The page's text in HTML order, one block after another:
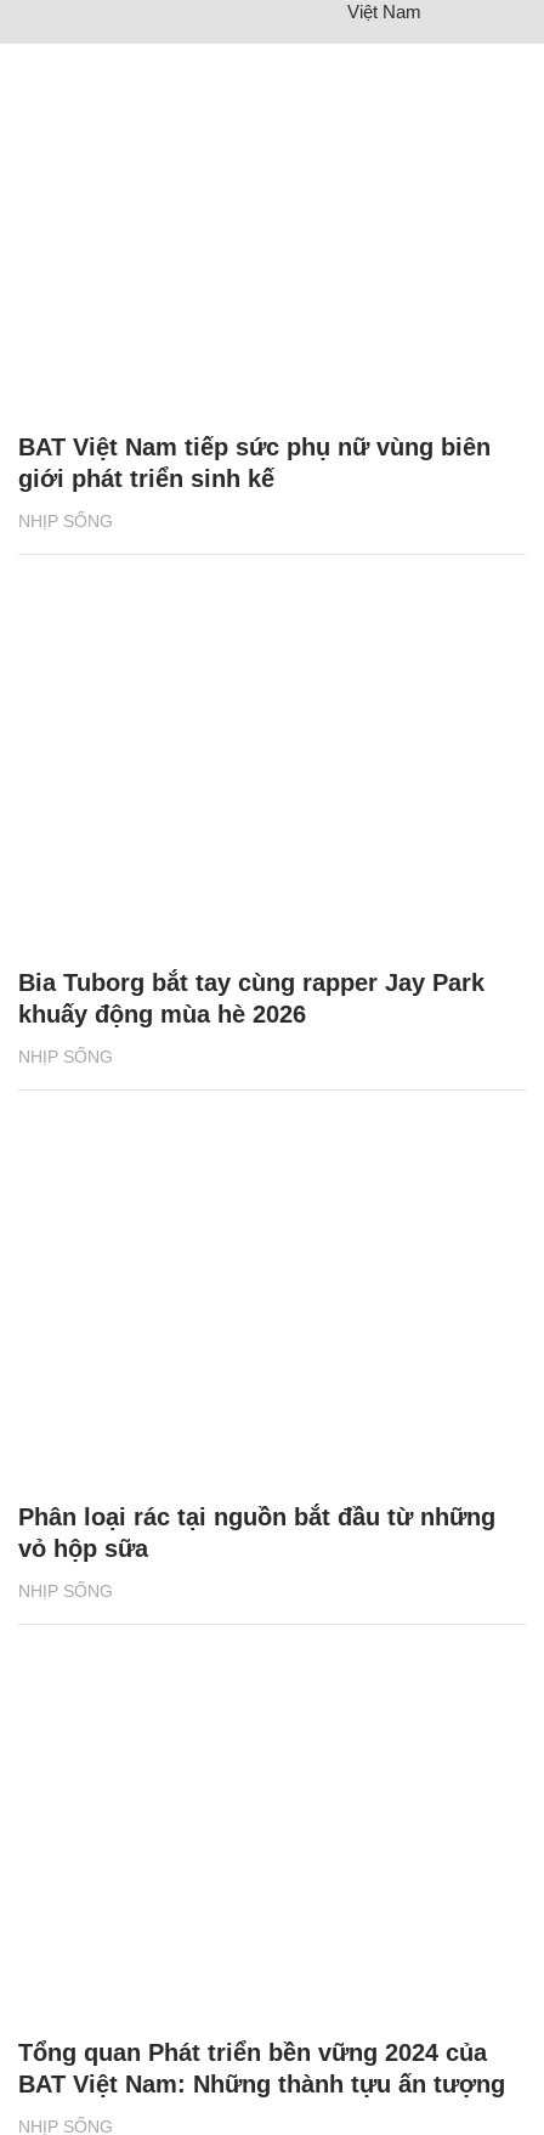
Việt Nam
NHỊP SỐNG
BAT Việt Nam tiếp sức phụ nữ vùng biên
giới phát triển sinh kế
NHỊP SỐNG
Bia Tuborg bắt tay cùng rapper Jay Park
khuấy động mùa hè 2026
NHỊP SỐNG
Phân loại rác tại nguồn bắt đầu từ những
vỏ hộp sữa
NHỊP SỐNG
Tổng quan Phát triển bền vững 2024 của
BAT Việt Nam: Những thành tựu ấn tượng